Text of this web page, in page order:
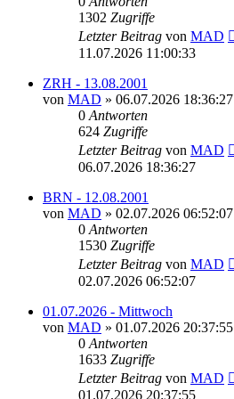
1302 Zugriffe
Letzter Beitrag von MAD
11.07.2026 11:00:33
ZRH - 13.08.2001
von MAD » 06.07.2026 18:36:27
0 Antworten
624 Zugriffe
Letzter Beitrag von MAD
06.07.2026 18:36:27
BRN - 12.08.2001
von MAD » 02.07.2026 06:52:07
0 Antworten
1530 Zugriffe
Letzter Beitrag von MAD
02.07.2026 06:52:07
01.07.2026 - Mittwoch
von MAD » 01.07.2026 20:37:55
0 Antworten
1633 Zugriffe
Letzter Beitrag von MAD
01.07.2026 20:37:55